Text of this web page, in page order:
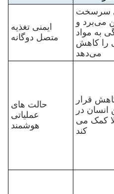
سرسخت
می‌برد و
به مواد
را کاهش
می‌دهد
ایمنی تغذیه
متصل دوگانه
قرار
انسان در
کمک می
کند
حالت های
عملیاتی
هوشمند